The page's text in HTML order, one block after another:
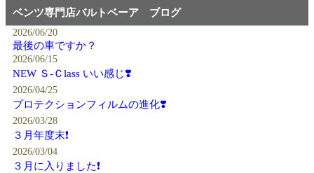
ベンツ専門店バルトベーア ブログ
2026/06/20
最後の車ですか？
2026/06/15
NEW Ｓ-Ｃlass いい感じ❣️
2026/04/25
プロテクションフィルムの進化❣️
2026/03/28
３月年度末❗️
2026/03/04
３月に入りました❗️